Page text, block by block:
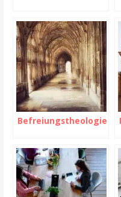
Befreiungstheologie